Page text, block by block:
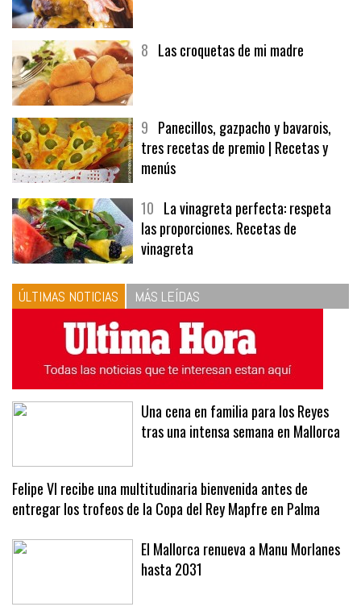
9Panecillos, gazpacho y bavarois,
tres recetas de premio | Recetas y
menús
10La vinagreta perfecta: respeta
las proporciones. Recetas de
vinagreta
ÚLTIMAS NOTICIAS MÁS LEÍDAS
Una cena en familia para los Reyes
Felipe VI recibe una multitudinaria bienvenida antes de
entregar los trofeos de la Copa del Rey Mapfre en Palma
El Mallorca renueva a Manu Morlanes